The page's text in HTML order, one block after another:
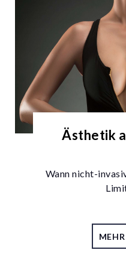
Ästhetik
Wann nicht-